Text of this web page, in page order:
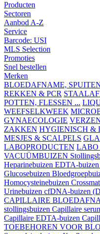
Producten
Sectoren
Aanbod A-Z
Service
Barcode: USI
MLS Selection
Promoties
Snel bestellen
Merken
BLOEDAFNAME,
REKKEN & PCR
POTTEN, FLESSEN ...
WEEFSELKWEEK
GYNAECOLOGIE
ZAKKEN HYGIENISCH &
MESJES & SCALPELS
LABOPRODUCTEN LABO
VACUÜMBUIZEN
Heparinebuizen EDTA-buizen
Glucosebuizen
Homocysteinebuizen
Urinebuizen cfDNA-buizen
CAPILLAIRE
stollingsbuizen Capillaire
Capillaire EDTA-buizen
TOEBEHOREN VOOR